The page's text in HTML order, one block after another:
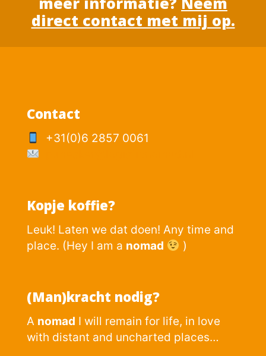
direct contact met mij op.
Contact
+31(0)6 2857 0061
Kopje koffie?
Leuk! Laten we dat doen! Any time and
place. (Hey I am a nomad )
(Man)kracht nodig?
A nomad I will remain for life, in love
with distant and uncharted places…